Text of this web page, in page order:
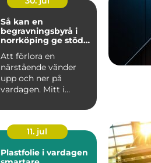
Så kan en
begravningsbyrå i
norrköping ge stöd
Att förlora en
närstående vänder
upp och ner på
vardagen. Mitt i
anhöriga också fatta...
11. jul
Plastfolie i vardagen